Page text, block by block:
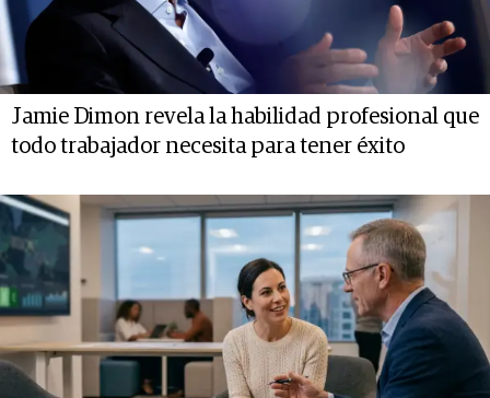
Jamie Dimon revela la habilidad profesional que
todo trabajador necesita para tener éxito